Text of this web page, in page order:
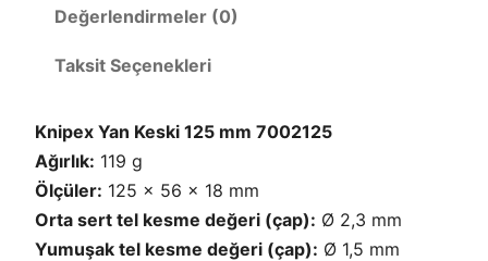
Değerlendirmeler (0)
Taksit Seçenekleri
Knipex Yan Keski 125 mm 7002125
Ağırlık: 119 g
Ölçüler: 125 x 56 x 18 mm
Orta sert tel kesme değeri (çap): Ø 2,3 mm
Yumuşak tel kesme değeri (çap): Ø 1,5 mm